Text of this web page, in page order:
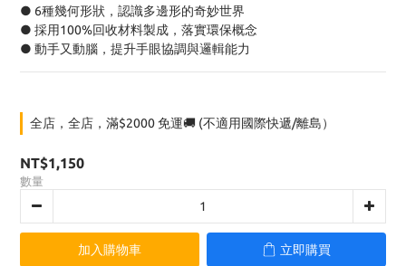
● 6種幾何形狀，認識多邊形的奇妙世界
● 採用100%回收材料製成，落實環保概念
● 動手又動腦，提升手眼協調與邏輯能力
全店，全店，滿$2000 免運🚚 (不適用國際快遞/離島）
NT$1,150
數量
加入購物車 立即購買